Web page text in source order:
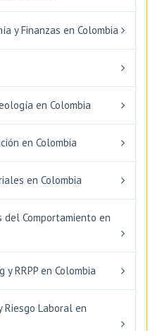
y Finanzas en Colombia
en Colombia
en Colombia
en Colombia
del Comportamiento en
RRPP en Colombia
Riesgo Laboral en